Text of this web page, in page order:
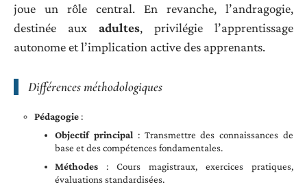
joue un rôle central. En revanche, l’andragogie,
destinée aux adultes, privilégie l’apprentissage
autonome et l’implication active des apprenants.
Différences méthodologiques
Pédagogie:
Objectif principal: Transmettre des connaissances de
base et des compétences fondamentales.
Méthodes : Cours magistraux, exercices pratiques,
évaluations standardisées.